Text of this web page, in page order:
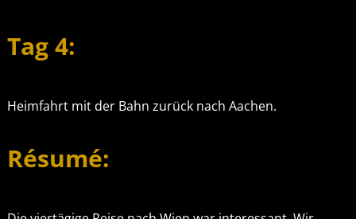
Tag 4:
Heimfahrt mit der Bahn zurück nach Aachen.
Résumé: